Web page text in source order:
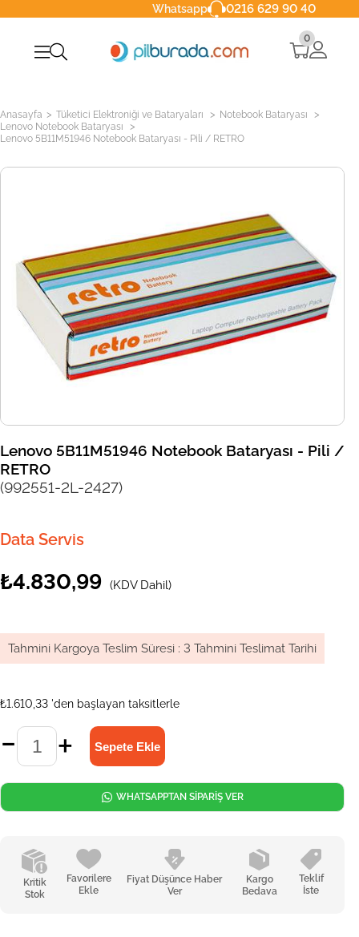
Whatsapp 0216 629 90 40
0
Anasayfa > Tüketici Elektroniği ve Bataryaları > Notebook Bataryası >
Lenovo Notebook Bataryası >
Lenovo 5B11M51946 Notebook Bataryası - Pili / RETRO
Lenovo 5B11M51946 Notebook Bataryası - Pili /
RETRO
(992551-2L-2427)
Data Servis
₺4.830,99 (KDV Dahil)
Tahmini Kargoya Teslim Süresi : 3 Tahmini Teslimat Tarihi
₺1.610,33 'den başlayan taksitlerle
Kritik
Stok
Favorilere
Ekle
Fiyat Düşünce Haber
Ver
Kargo
Bedava
Teklif
İste
WHATSAPPTAN SİPARİŞ VER